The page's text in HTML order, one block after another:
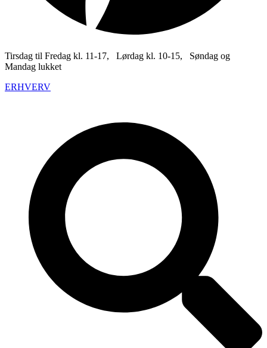
Tirsdag til Fredag kl. 11-17, Lørdag kl. 10-15, Søndag og
Mandag lukket
ERHVERV